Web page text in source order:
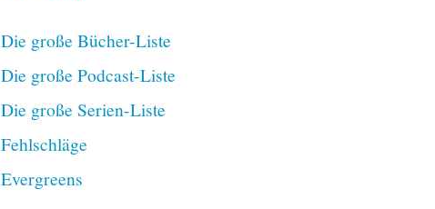
Die große Bücher-Liste
Die große Podcast-Liste
Die große Serien-Liste
Fehlschläge
Evergreens